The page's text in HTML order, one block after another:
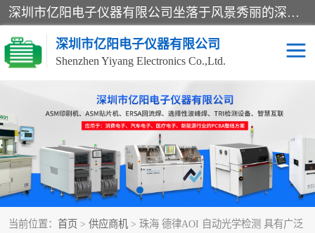
深圳市亿阳电子仪器有限公司坐落于风景秀丽的深圳市光明区，集SMT设备销售务为一体，努力为客户提供电子装配解决方案。与行业**SMT设备厂商：ASM（印刷机，锡膏检查机，贴片机），德国ERSA（爱莎）建立了稳固的代理合作关系，销售的设备一直保持**电子装配行业未来发展方向，能够满足客户各种繁杂产品的生产应用。
深圳市亿阳电子仪器有限公司
Shenzhen Yiyang Electronics Co.,Ltd.
当前位置： 首页 > 供应商机 > 珠海 德律AOI 自动光学检测 具有广泛
SX全自动高速贴片机 E系列中速贴片机
NeoHorizon全自动锡膏印
刷机
选择性波峰焊
VERSAFLOW-335
回流焊HOTFLOW 3/20e 波峰焊
BGA返修台HR600/2 自动光学检测TR7700QE